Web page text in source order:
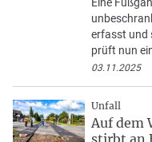
erfasst und
prüft nun
03.11.2025
Unfall
Auf dem
stirbt an